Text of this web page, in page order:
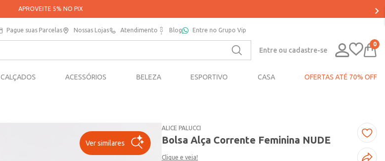
PARCELE SUAS COMPRAS EM ATÉ 5X SEM JUROS*
Pague suas Parcelas Nossas Lojas Atendimento Blog Entre no Grupo Vip
Entre ou cadastre-se
0
CALÇADOS ACESSÓRIOS BELEZA ESPORTIVO CASA OFERTAS ATÉ 70% OFF
Ver similares
ALICE PALUCCI
Bolsa Alça Corrente Feminina NUDE
Clique e veja!